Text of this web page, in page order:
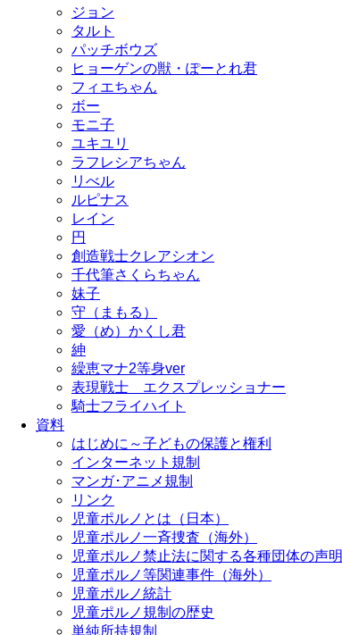
ジョン
タルト
パッチボウズ
ヒョーゲンの獣・ぽーとれ君
フィエちゃん
ボー
モニ子
ユキユリ
ラフレシアちゃん
リべル
ルピナス
レイン
円
創造戦士クレアシオン
千代筆さくらちゃん
妹子
守（まもる）
愛（め）かくし君
紳
繰恵マナ2等身ver
表現戦士 エクスプレッショナー
騎士フライハイト
資料
はじめに～子どもの保護と権利
インターネット規制
マンガ･アニメ規制
リンク
児童ポルノとは（日本）
児童ポルノ一斉捜査（海外）
児童ポルノ禁止法に関する各種団体の声明
児童ポルノ等関連事件（海外）
児童ポルノ統計
児童ポルノ規制の歴史
単純所持規制